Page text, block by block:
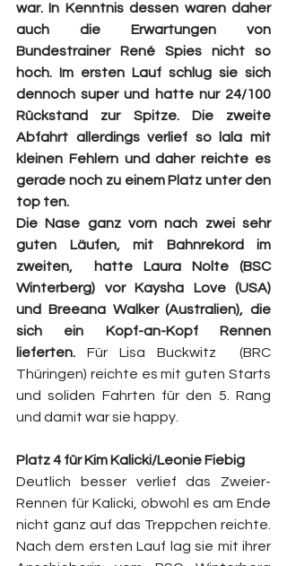
war. In Kenntnis dessen waren daher
auch die Erwartungen von
Bundestrainer René Spies nicht so
hoch. Im ersten Lauf schlug sie sich
dennoch super und hatte nur 24/100
Rückstand zur Spitze. Die zweite
Abfahrt allerdings verlief so lala mit
kleinen Fehlern und daher reichte es
gerade noch zu einem Platz unter den
top ten.
Die Nase ganz vorn nach zwei sehr
guten Läufen, mit Bahnrekord im
zweiten,  hatte Laura Nolte (BSC
Winterberg) vor Kaysha Love (USA)
und Breeana Walker (Australien), die
sich ein Kopf-an-Kopf Rennen
lieferten. Für Lisa Buckwitz  (BRC
Thüringen) reichte es mit guten Starts
und soliden Fahrten für den 5. Rang
und damit war sie happy.
Platz 4 für Kim Kalicki/Leonie Fiebig
Deutlich besser verlief das Zweier-
Rennen für Kalicki, obwohl es am Ende
nicht ganz auf das Treppchen reichte.
Nach dem ersten Lauf lag sie mit ihrer